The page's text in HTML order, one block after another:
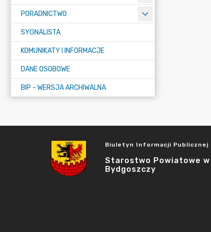
PORADNICTWO
SYGNALISTA
KOMUNIKATY I INFORMACJE
DANE OSOBOWE
BIP - WERSJA ARCHIWALNA
Biuletyn Informacji Publicznej
Starostwo Powiatowe w
Bydgoszczy